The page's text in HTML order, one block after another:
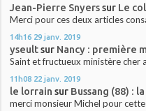
Jean-Pierre Snyerssur Le
Merci pour ces deux articles
14h16 29 janv. 2019
yseultsur Nancy : première
Saint et fructueux ministère cher
11h08 22 janv. 2019
le lorrain sur Bussang (88) :
merci monsieur Michel pour